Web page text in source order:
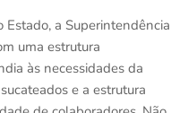
Estado, a Superintendência
uma estrutura
às necessidades da
e a estrutura